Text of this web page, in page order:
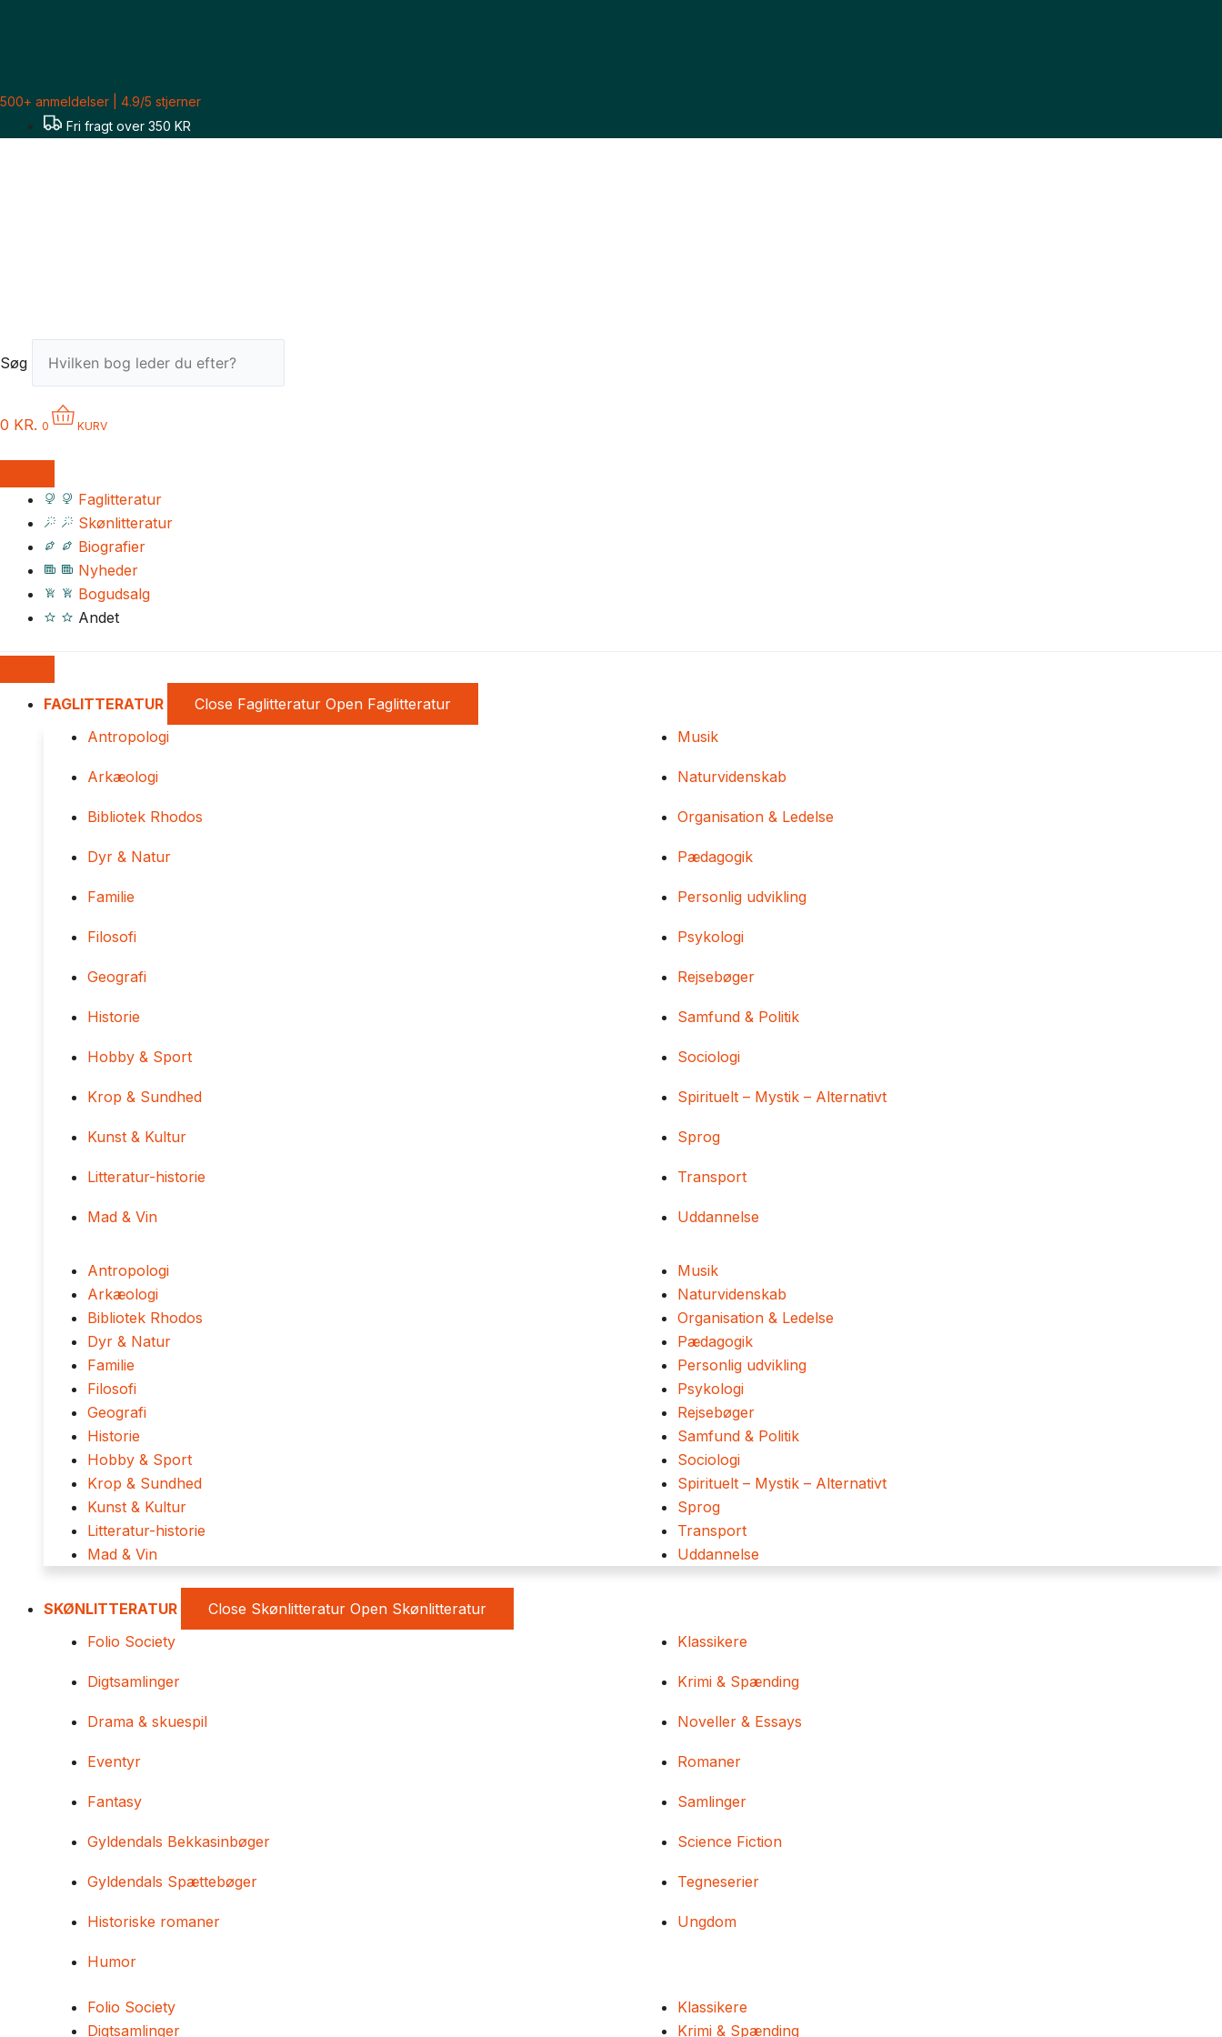
500+ anmeldelser | 4.9/5 stjerner
Fri fragt over 350 KR
Søg
0 KR. 0 KURV
Faglitteratur
Skønlitteratur
Biografier
Nyheder
Bogudsalg
Andet
FAGLITTERATUR Close Faglitteratur Open Faglitteratur
Antropologi
Arkæologi
Bibliotek Rhodos
Dyr & Natur
Familie
Filosofi
Geografi
Historie
Hobby & Sport
Krop & Sundhed
Kunst & Kultur
Litteratur-historie
Mad & Vin
Musik
Naturvidenskab
Organisation & Ledelse
Pædagogik
Personlig udvikling
Psykologi
Rejsebøger
Samfund & Politik
Sociologi
Spirituelt – Mystik – Alternativt
Sprog
Transport
Uddannelse
Antropologi
Arkæologi
Bibliotek Rhodos
Dyr & Natur
Familie
Filosofi
Geografi
Historie
Hobby & Sport
Krop & Sundhed
Kunst & Kultur
Litteratur-historie
Mad & Vin
Musik
Naturvidenskab
Organisation & Ledelse
Pædagogik
Personlig udvikling
Psykologi
Rejsebøger
Samfund & Politik
Sociologi
Spirituelt – Mystik – Alternativt
Sprog
Transport
Uddannelse
SKØNLITTERATUR Close Skønlitteratur Open Skønlitteratur
Folio Society
Digtsamlinger
Drama & skuespil
Eventyr
Fantasy
Gyldendals Bekkasinbøger
Gyldendals Spættebøger
Historiske romaner
Humor
Klassikere
Krimi & Spænding
Noveller & Essays
Romaner
Samlinger
Science Fiction
Tegneserier
Ungdom
Folio Society
Digtsamlinger
Klassikere
Krimi & Spænding